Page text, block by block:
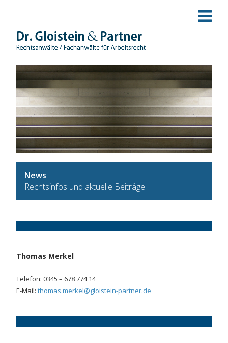
News
Rechtsinfos und aktuelle Beiträge
Thomas Merkel
Telefon: 0345 – 678 774 14
E-Mail: thomas.merkel@gloistein-partner.de